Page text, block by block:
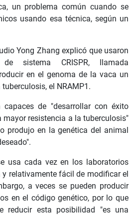
un problema común cuando se
usando esa técnica, según un
Yong Zhang explicó que usaron
sistema CRISPR, llamada
en el genoma de la vaca un
el NRAMP1.
de "desarrollar con éxito
resistencia a la tuberculosis"
produjo en la genética del animal
usa cada vez en los laboratorios
relativamente fácil de modificar el
a veces se pueden producir
en el código genético, por lo que
reducir esta posibilidad "es una